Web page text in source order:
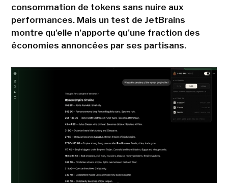
consommation de tokens sans nuire aux
performances. Mais un test de JetBrains
montre qu'elle n'apporte qu'une fraction des
économies annoncées par ses partisans.